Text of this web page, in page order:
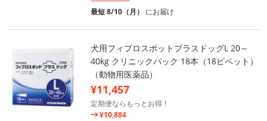
最短 8/10（月） にお届け
犬用フィプロスポットプラスドッグL 20～
40kg クリニックパック 18本（18ピペット）
（動物用医薬品）
¥11,457
定期便ならもっとお得！
¥10,884